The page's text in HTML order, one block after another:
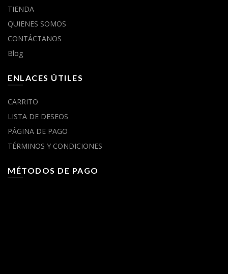
TIENDA
QUIENES SOMOS
CONTÁCTANOS
Blog
ENLACES ÚTILES
CARRITO
LISTA DE DESEOS
PÁGINA DE PAGO
TÉRMINOS Y CONDICIONES
MÉTODOS DE PAGO